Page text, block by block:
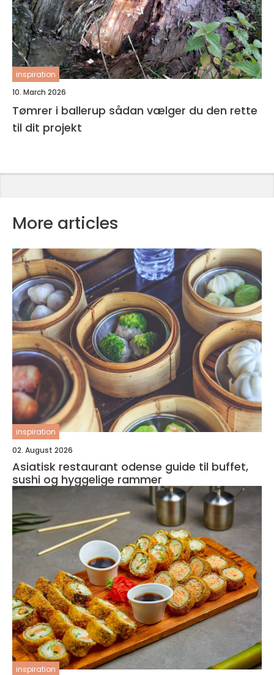
inspiration
10. March 2026
Tømrer i ballerup sådan vælger du den rette
til dit projekt
More articles
inspiration
02. August 2026
Asiatisk restaurant odense guide til buffet,
sushi og hyggelige rammer
inspiration